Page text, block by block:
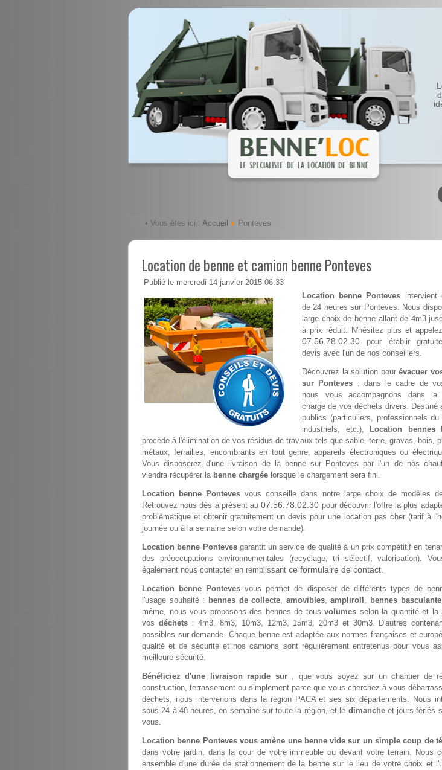
• Vous êtes ici : Accueil Ponteves
Location de benne et camion benne Ponteves
Publié le mercredi 14 janvier 2015 06:33
Location benne Ponteves intervient
de 24 heures sur Ponteves. Nous
large choix de benne allant de 4m3
à prix réduit. N'hésitez plus et
07.56.78.02.30 pour établir
devis avec l'un de nos conseillers.
Découvrez la solution pour évacuer
sur Ponteves : dans le cadre de
nous vous accompagnons dans
charge de vos déchets divers. Destiné
publics (particuliers, professionnels du
industriels, etc.),
Location bennes
procède à l'élimination de vos résidus de travaux tels que sable, terre, gravas, bois,
métaux, ferrailles, encombrants en tout genre, appareils électroniques ou
Vous disposerez d'une livraison de la benne sur Ponteves par l'un de nos
viendra récupérer la benne chargée lorsque le chargement sera fini.
Location benne Ponteves vous conseille dans notre large choix de modèles
Retrouvez nous dès à présent au07.56.78.02.30 pour découvrir l'offre la plus
problèmatique et obtenir gratuitement un devis pour une location pas cher (tarif à
journée ou à la semaine selon votre demande).
Location benne Pontevesgarantit un service de qualité à un prix compétitif en
des préoccupations environnementales (recyclage, tri sélectif, valorisation).
également nous contacter en remplissant ce formulaire de contact.
Location benne Ponteves vous permet de disposer de différents types de
l'usage souhaité : bennes de collecte, amovibles,ampliroll , bennes
même, nous vous proposons des bennes de tousvolumes selon la quantité et la
vos déchets: 4m3, 8m3, 10m3, 12m3, 15m3, 20m3 et 30m3. D'autres
possibles sur demande. Chaque benne est adaptée aux normes françaises et
qualité et de sécurité et nos camions sont régulièrement entretenus pour vous
meilleure sécurité.
Bénéficiez d'une livraison rapide sur , que vous soyez sur un chantier de
construction, terrassement ou simplement parce que vous cherchez à vous
déchets, nous intervenons dans la région PACA et ses six départements. Nous
sous 24 à 48 heures, en semaine sur toute la région, et le dimancheet jours fériés
vous.
Location benne Ponteves vous amène une benne vide sur un simple coup de
dans votre jardin, dans la cour de votre immeuble ou devant votre terrain. Nous
ensemble d'une durée de stationnement de la benne sur le lieu de votre choix et